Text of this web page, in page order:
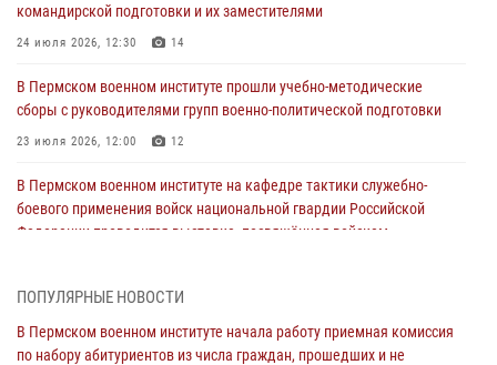
командирской подготовки и их заместителями
24 июля 2026, 12:30 14
В Пермском военном институте прошли учебно-методические
сборы с руководителями групп военно-политической подготовки
23 июля 2026, 12:00 12
В Пермском военном институте на кафедре тактики служебно-
боевого применения войск национальной гвардии Российской
Федерации проводится выставка, посвящённая войскам
Командование и личный состав Пермского военного института
Росгвардии поздравили сотрудника с Юбилеем
ПОПУЛЯРНЫЕ НОВОСТИ
В Пермском военном институте начала работу приемная комиссия
по набору абитуриентов из числа граждан, прошедших и не